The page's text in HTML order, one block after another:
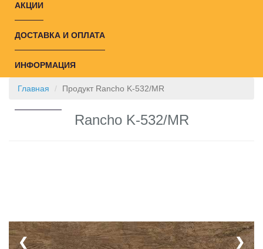
АКЦИИ
ДОСТАВКА И ОПЛАТА
ИНФОРМАЦИЯ
Главная Продукт Rancho K-532/MR
Rancho K-532/MR
❮ ❯